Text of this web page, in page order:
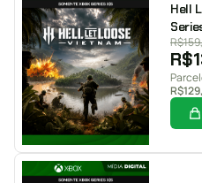
Hell
R$
R$
R$